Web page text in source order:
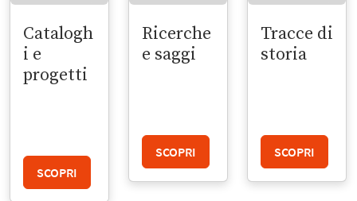
Catalogh
i e
progetti
SCOPRI
Ricerche
e saggi
SCOPRI
Tracce di
storia
SCOPRI